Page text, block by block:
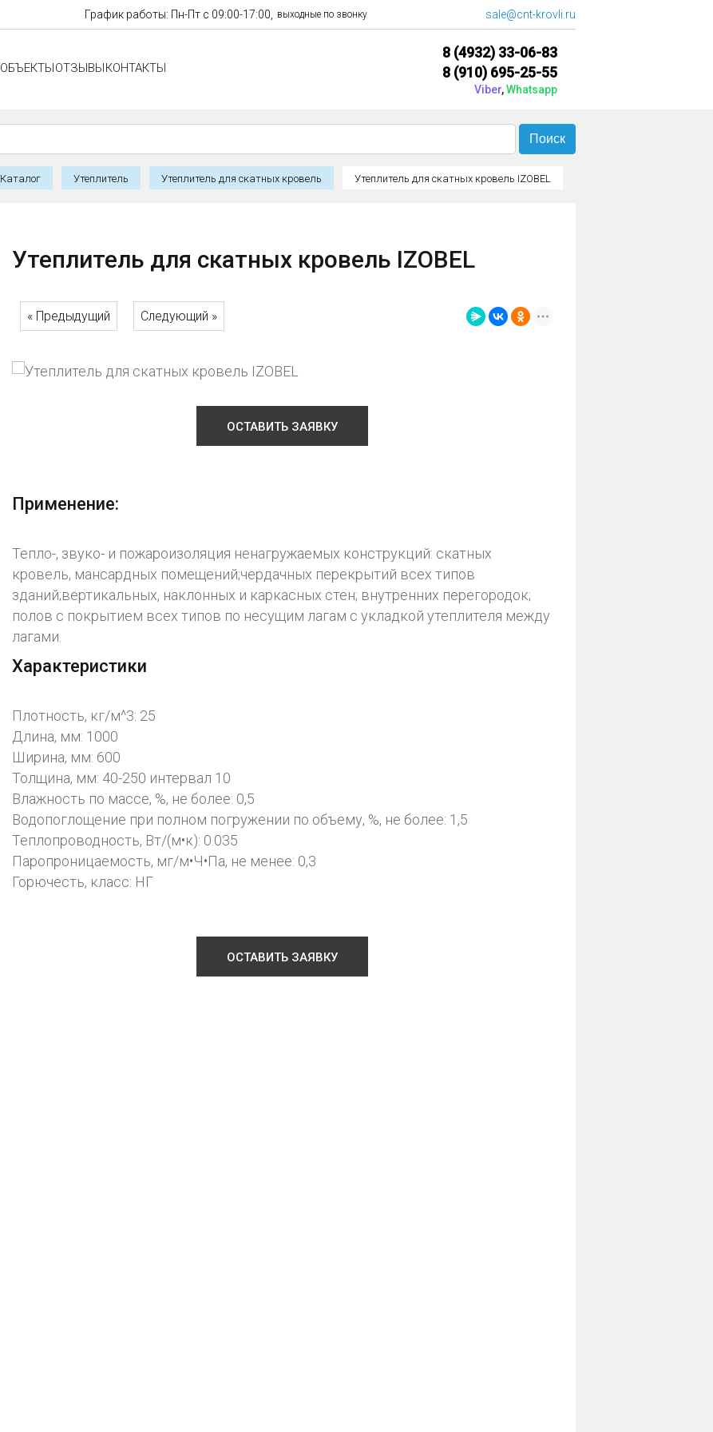
График работы: Пн-Пт с 09:00-17:00, выходные по звонку sale@cnt-krovli.ru
ОБЪЕКТЫОТЗЫВЫКОНТАКТЫ
8 (4932) 33-06-83
8 (910) 695-25-55
Viber,Whatsapp
Каталог Утеплитель Утеплитель для скатных кровель Утеплитель для скатных кровель IZOBEL
Утеплитель для скатных кровель IZOBEL
« Предыдущий Следующий »
ОСТАВИТЬ ЗАЯВКУ
Применение:
Тепло-, звуко- и пожароизоляция ненагружаемых конструкций: скатных
кровель, мансардных помещений;чердачных перекрытий всех типов
зданий;вертикальных, наклонных и каркасных стен; внутренних перегородок;
полов с покрытием всех типов по несущим лагам с укладкой утеплителя между
лагами.
Характеристики
Плотность, кг/м^3: 25
Длина, мм: 1000
Ширина, мм: 600
Толщина, мм: 40-250 интервал 10
Влажность по массе, %, не более: 0,5
Водопоглощение при полном погружении по объему, %, не более: 1,5
Теплопроводность, Вт/(м•к): 0.035
Паропроницаемость, мг/м•Ч•Па, не менее: 0,3
Горючесть, класс: НГ
ОСТАВИТЬ ЗАЯВКУ